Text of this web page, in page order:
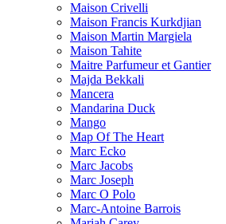
Maison Crivelli
Maison Francis Kurkdjian
Maison Martin Margiela
Maison Tahite
Maitre Parfumeur et Gantier
Majda Bekkali
Mancera
Mandarina Duck
Mango
Map Of The Heart
Marc Ecko
Marc Jacobs
Marc Joseph
Marc O Polo
Marc-Antoine Barrois